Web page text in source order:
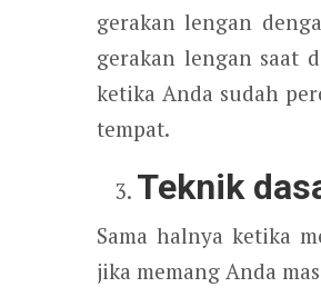
gerakan lengan
gerakan lengan saat
ketika Anda sudah
tempat.
Teknik
Sama halnya ketika
jika memang Anda